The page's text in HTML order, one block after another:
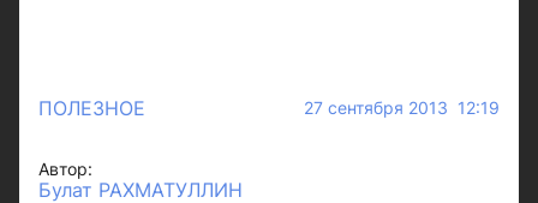
ПОЛЕЗНОЕ 27 сентября 2013 12:19
Автор:
Булат РАХМАТУЛЛИН